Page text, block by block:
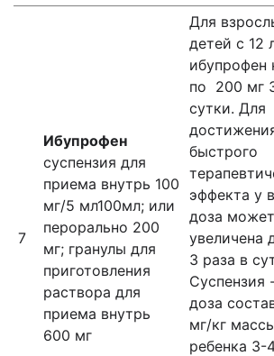
7
Ибупрофен
суспензия для
приема внутрь 100
мг/5 мл100мл; или
перорально 200
мг; гранулы для
приготовления
раствора для
приема внутрь
600 мг
Для
детей с 12
ибупрофен
по 200 мг
сутки. Для
быстрого
эффекта у
доза
увеличена
3 раза в
Суспензия
доза
мг/кг
ребенка 3-